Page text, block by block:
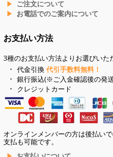
ご注文について
お電話でのご案内について
お支払い方法
3種のお支払い方法よりお選びいた
代金引換 代引手数料無料！
銀行振込(※ご入金確認後の発
クレジットカード
オンラインメンバーの方は後払い
支払も可能です。